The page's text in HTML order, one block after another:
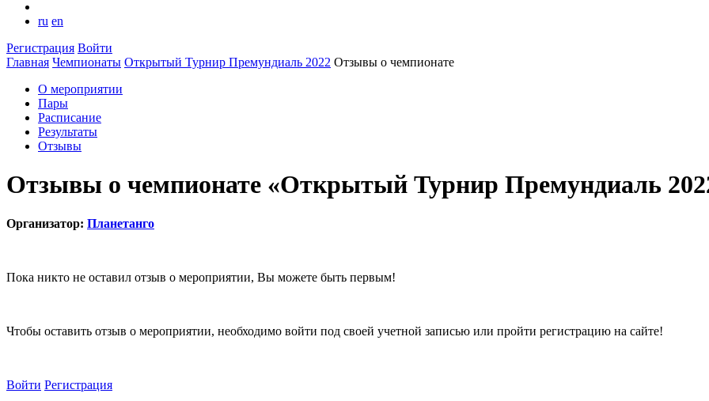
ru en
Регистрация Войти
Главная Чемпионаты Открытый Турнир Премундиаль 2022 Отзывы о чемпионате
О мероприятии
Пары
Расписание
Результаты
Отзывы
Отзывы о чемпионате «Открытый Турнир Премундиаль
Организатор: Планетанго
Пока никто не оставил отзыв о мероприятии, Вы можете быть первым!
Чтобы оставить отзыв о мероприятии, необходимо войти под своей учетной записью или пройти регистрацию на сайте!
Войти Регистрация